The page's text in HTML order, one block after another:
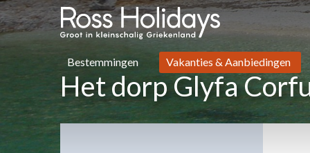
Bestemmingen Vakanties & Aanbiedingen
Het dorp Glyfa